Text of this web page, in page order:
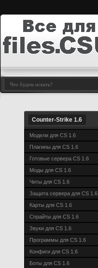
Counter-Strike 1.6
Модели для CS 1.6
Плагины для CS 1.6
Готовые сервера CS 1.6
Моды для CS 1.6
Читы для CS 1.6
Защита сервера для CS 1.6
Карты для CS 1.6
Спрайты для CS 1.6
Звуки для CS 1.6
Программы для CS 1.6
Конфиги для CS 1.6
Боты для CS 1.6